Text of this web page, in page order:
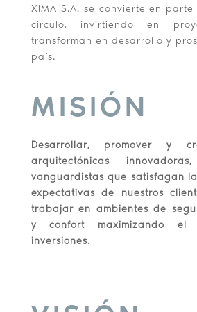
XIMA S.A. se convierte en
circulo, invirtiendo en
transforman en desarrollo y
país.
MISIÓN
Desarrollar, promover y
arquitectónicas
vanguardistas que satisfagan
expectativas de nuestros
trabajar en ambientes de
y confort maximizando
inversiones.